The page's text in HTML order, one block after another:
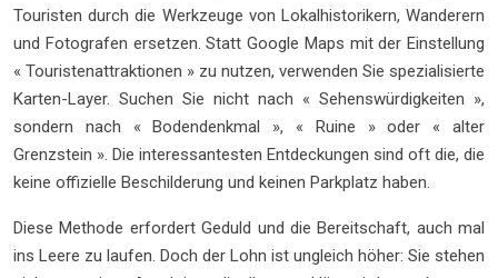
Touristen durch die Werkzeuge von Lokalhistorikern, Wanderern
und Fotografen ersetzen. Statt Google Maps mit der Einstellung
« Touristenattraktionen » zu nutzen, verwenden Sie spezialisierte
Karten-Layer. Suchen Sie nicht nach « Sehenswürdigkeiten »,
sondern nach « Bodendenkmal », « Ruine » oder « alter
Grenzstein ». Die interessantesten Entdeckungen sind oft die, die
keine offizielle Beschilderung und keinen Parkplatz haben.
Diese Methode erfordert Geduld und die Bereitschaft, auch mal
ins Leere zu laufen. Doch der Lohn ist ungleich höher: Sie stehen